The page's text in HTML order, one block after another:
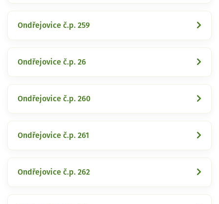
Ondřejovice č.p. 259
Ondřejovice č.p. 26
Ondřejovice č.p. 260
Ondřejovice č.p. 261
Ondřejovice č.p. 262